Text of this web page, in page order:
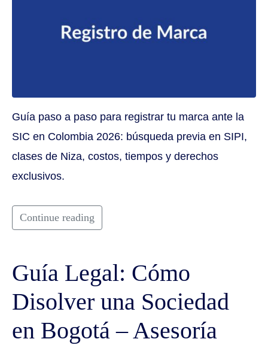
Guía paso a paso para registrar tu marca ante la
SIC en Colombia 2026: búsqueda previa en SIPI,
clases de Niza, costos, tiempos y derechos
exclusivos.
Continue reading
Guía Legal: Cómo
Disolver una Sociedad
en Bogotá – Asesoría